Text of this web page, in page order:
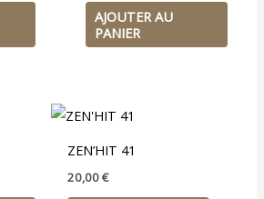
AJOUTER AU
PANIER
ZEN’HIT 41
20,00€